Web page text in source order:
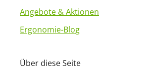
Angebote & Aktionen
Ergonomie-Blog
Über diese Seite